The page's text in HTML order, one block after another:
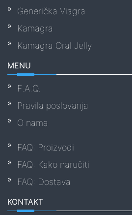
Generička Viagra
Kamagra
Kamagra Oral Jelly
MENU
F.A.Q.
Pravila poslovanja
O nama
FAQ: Proizvodi
FAQ: Kako naručiti
FAQ: Dostava
KONTAKT